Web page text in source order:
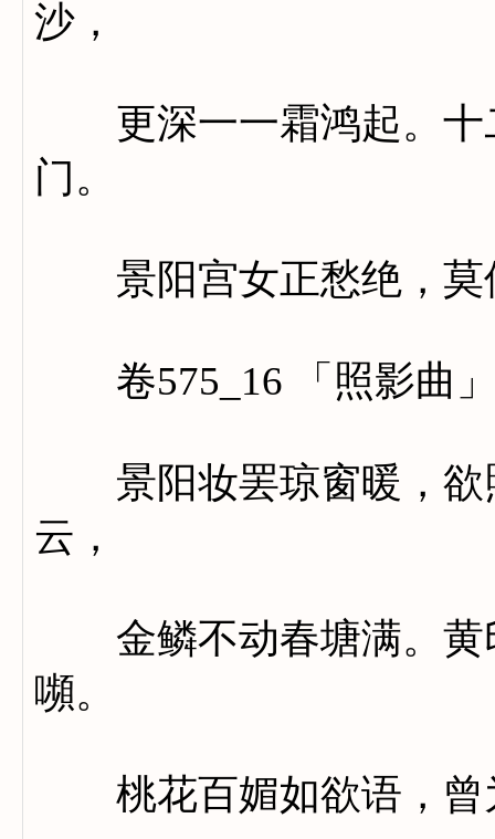
沙，
更深一一霜鸿起。十
门。
景阳宫女正愁绝，莫
卷575_16 「照影曲
景阳妆罢琼窗暖，欲
云，
金鳞不动春塘满。黄
嚬。
桃花百媚如欲语，曾